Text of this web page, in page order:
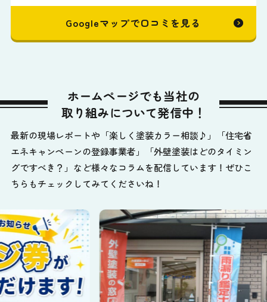
Googleマップで口コミを見る
ホームページでも当社の
取り組みについて発信中！
最新の現場レポートや「楽しく塗装カラー相談♪」「住宅省
エネキャンペーンの登録事業者」「外壁塗装はどのタイミン
グですべき？」など様々なコラムを配信しています！ぜひこ
ちらもチェックしてみてくださいね！